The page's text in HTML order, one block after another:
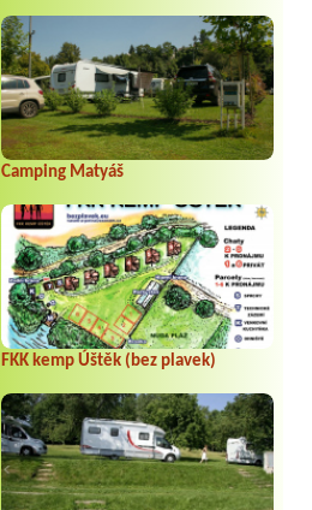
Camping Matyáš
FKK kemp Úštěk (bez plavek)